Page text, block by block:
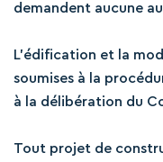
demandent aucune
L’édification et la
soumises à la
à la délibération du
Tout projet de